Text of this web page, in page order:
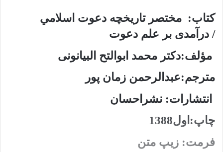
کتاب: مختصر تاريخچه دعوت اسلامي
/ درآمدی بر علم دعوت
مؤلف:دکتر محمد ابوالتح البیانونی
مترجم:عبدالرحمن زمان پور
انتشارات: نشراحسان
چاپ:اول1388
فرمت: زیپ متن